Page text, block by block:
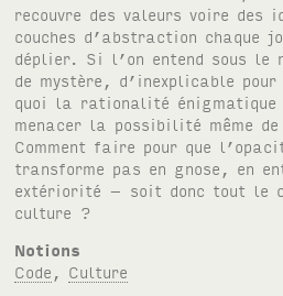
recouvre des valeurs voire des
couches d’abstraction chaque
déplier. Si l’on entend sous le
de mystère, d’inexplicable
quoi la rationalité
menacer la possibilité même
Comment faire pour que
transforme pas en gnose, en
extériorité – soit donc tout le
culture ?
Notions
Code
Culture